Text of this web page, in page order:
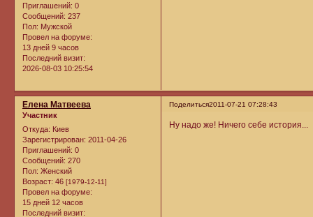
Приглашений: 0
Сообщений: 237
Пол: Мужской
Провел на форуме:
13 дней 9 часов
Последний визит:
2026-08-03 10:25:54
Поделиться2011-07-21 07:28:43
Елена Матвеева
Участник
Откуда: Киев
Зарегистрирован: 2011-04-26
Приглашений: 0
Сообщений: 270
Пол: Женский
Возраст: 46 [1979-12-11]
Провел на форуме:
15 дней 12 часов
Последний визит:
Ну надо же! Ничего себе история...